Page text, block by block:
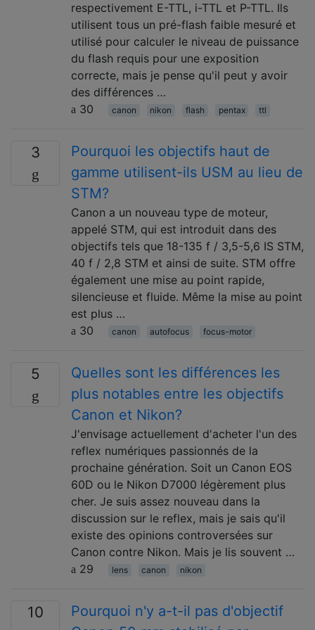
respectivement E-TTL, i-TTL et P-TTL. Ils
utilisent tous un pré-flash faible mesuré et
utilisé pour calculer le niveau de puissance
du flash requis pour une exposition
correcte, mais je pense qu'il peut y avoir
des différences …
30
canon nikon flash pentax ttl
3
Pourquoi les objectifs haut de
gamme utilisent-ils USM au lieu de
STM?
Canon a un nouveau type de moteur,
appelé STM, qui est introduit dans des
objectifs tels que 18-135 f / 3,5-5,6 IS STM,
40 f / 2,8 STM et ainsi de suite. STM offre
également une mise au point rapide,
silencieuse et fluide. Même la mise au point
est plus …
30
canon autofocus focus-motor
5
Quelles sont les différences les
plus notables entre les objectifs
Canon et Nikon?
J'envisage actuellement d'acheter l'un des
reflex numériques passionnés de la
prochaine génération. Soit un Canon EOS
60D ou le Nikon D7000 légèrement plus
cher. Je suis assez nouveau dans la
discussion sur le reflex, mais je sais qu'il
existe des opinions controversées sur
Canon contre Nikon. Mais je lis souvent …
29
lens canon nikon
10
Pourquoi n'y a-t-il pas d'objectif